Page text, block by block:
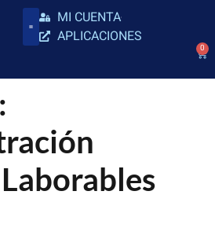
MI CUENTA
APLICACIONES
0